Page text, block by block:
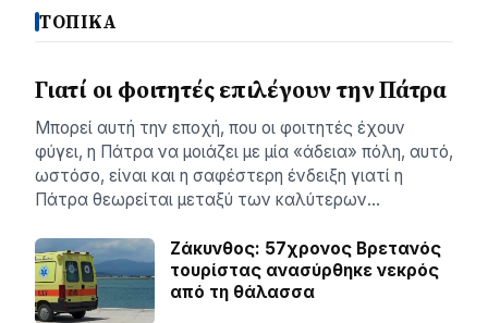
ΤΟΠΙΚΑ
Γιατί οι φοιτητές επιλέγουν την Πάτρα
Μπορεί αυτή την εποχή, που οι φοιτητές έχουν
φύγει, η Πάτρα να μοιάζει με μία «άδεια» πόλη, αυτό,
ωστόσο, είναι και η σαφέστερη ένδειξη γιατί η
Πάτρα θεωρείται μεταξύ των καλύτερων…
Ζάκυνθος: 57χρονος Βρετανός
τουρίστας ανασύρθηκε νεκρός
από τη θάλασσα